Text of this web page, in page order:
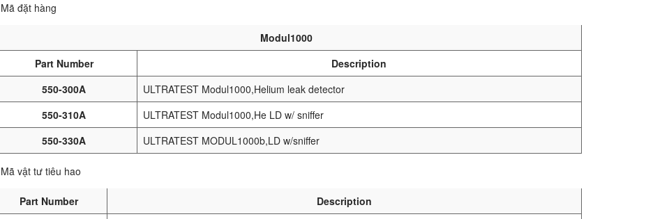
Mã đặt hàng
Modul1000
Part Number
Description
550-300A
ULTRATEST Modul1000,Helium leak detector
550-310A
ULTRATEST Modul1000,He LD w/ sniffer
550-330A
ULTRATEST MODUL1000b,LD w/sniffer
Mã vật tư tiêu hao
Part Number
Description